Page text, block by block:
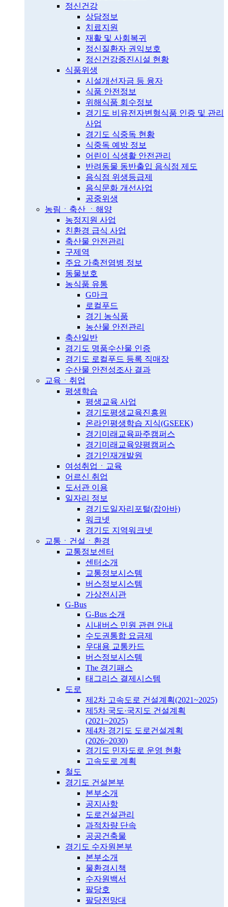
정신건강
상담정보
치료지원
재활 및 사회복귀
정신질환자 권익보호
정신건강증진시설 현황
식품위생
시설개선자금 등 융자
식품 안전정보
위해식품 회수정보
경기도 비유전자변형식품 인증 및 관리
사업
경기도 식중독 현황
식중독 예방 정보
어린이 식생활 안전관리
반려동물 동반출입 음식점 제도
음식점 위생등급제
음식문화 개선사업
공중위생
농림ㆍ축산 ㆍ해양
농정지원 사업
친환경 급식 사업
축산물 안전관리
구제역
주요 가축전염병 정보
동물보호
농식품 유통
G마크
로컬푸드
경기 농식품
농산물 안전관리
축산일반
경기도 명품수산물 인증
경기도 로컬푸드 등록 직매장
수산물 안전성조사 결과
교육ㆍ취업
평생학습
평생교육 사업
경기도평생교육진흥원
온라인평생학습 지식(GSEEK)
경기미래교육파주캠퍼스
경기미래교육양평캠퍼스
경기인재개발원
여성취업ㆍ교육
어르신 취업
도서관 이용
일자리 정보
경기도일자리포털(잡아바)
워크넷
경기도 지역워크넷
교통ㆍ건설ㆍ환경
교통정보센터
센터소개
교통정보시스템
버스정보시스템
가상전시관
G-Bus
G-Bus 소개
시내버스 민원 관련 안내
수도권통합 요금제
우대용 교통카드
버스정보시스템
The 경기패스
태그리스 결제시스템
도로
제2차 고속도로 건설계획(2021~2025)
제5차 국도·국지도 건설계획
(2021~2025)
제4차 경기도 도로건설계획
(2026~2030)
경기도 민자도로 운영 현황
고속도로 계획
철도
경기도 건설본부
본부소개
공지사항
도로건설관리
과적차량 단속
공공건축물
경기도 수자원본부
본부소개
물환경시책
수자원백서
팔당호
팔당전망대